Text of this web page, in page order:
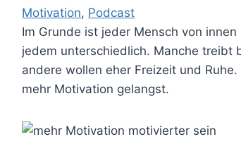
Motivation, Podcast
Im Grunde ist jeder Mensch von
jedem unterschiedlich. Manche treibt
andere wollen eher Freizeit und
mehr Motivation gelangst.